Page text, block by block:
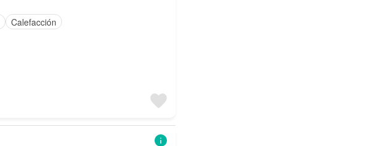
Calefacción